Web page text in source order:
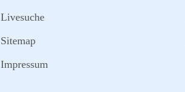
Livesuche
Sitemap
Impressum